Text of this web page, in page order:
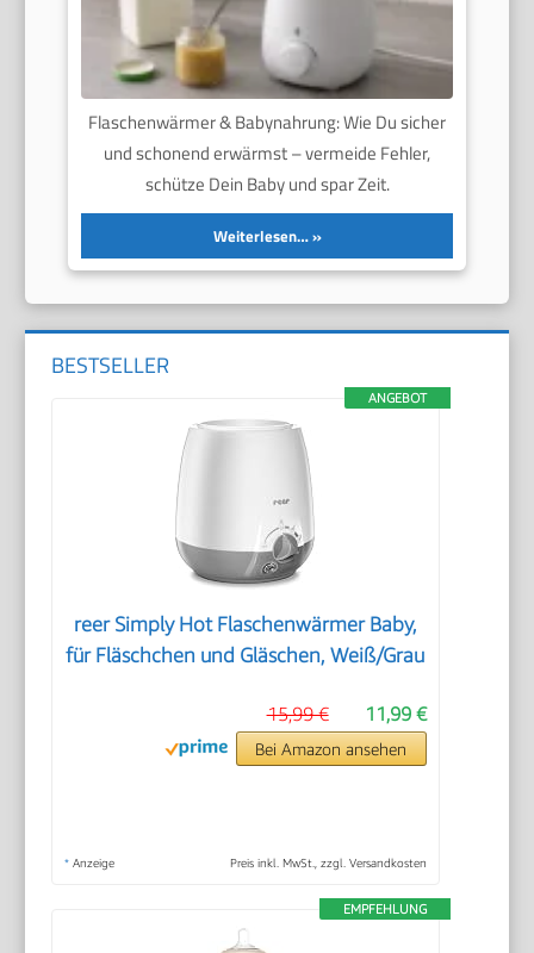
Flaschenwärmer & Babynahrung: Wie Du sicher
und schonend erwärmst – vermeide Fehler,
schütze Dein Baby und spar Zeit.
Weiterlesen…
BESTSELLER
ANGEBOT
reer Simply Hot Flaschenwärmer Baby,
für Fläschchen und Gläschen, Weiß/Grau
11,99 €
15,99 €
Bei Amazon ansehen
* Anzeige Preis inkl. MwSt., zzgl. Versandkosten
EMPFEHLUNG